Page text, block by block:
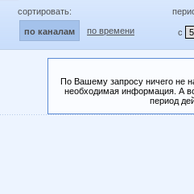
сортировать:
по каналам по времени с
По Вашему запросу ничего не
необходимая информация. А
период